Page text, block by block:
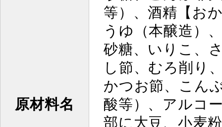
原材料名
等）、酒精【お
うゆ（本醸造）
砂糖、いりこ、
し節、むろ削り
かつお節、こん
酸等）、アルコ
部に大豆、小麦